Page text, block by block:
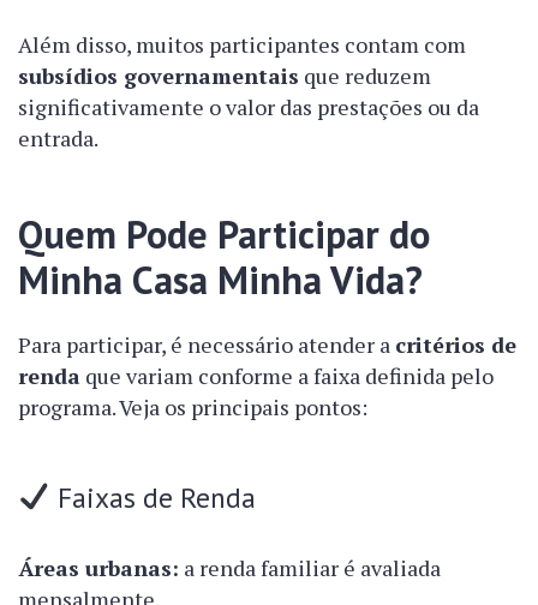
Além disso, muitos participantes contam com
subsídios governamentais que reduzem
significativamente o valor das prestações ou da
entrada.
Quem Pode Participar do
Minha Casa Minha Vida?
Para participar, é necessário atender a critérios de
renda que variam conforme a faixa definida pelo
programa. Veja os principais pontos:
Faixas de Renda
Áreas urbanas: a renda familiar é avaliada
mensalmente.